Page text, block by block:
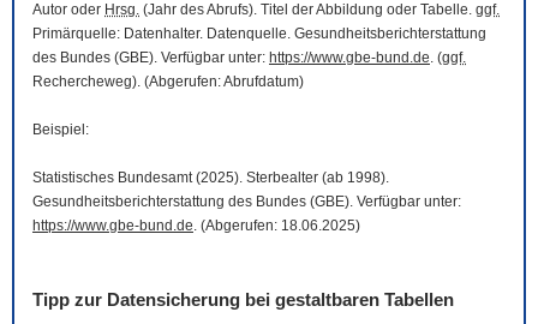
Autor oder Hrsg. (Jahr des Abrufs). Titel der Abbildung oder Tabelle. ggf.
Primärquelle: Datenhalter. Datenquelle. Gesundheitsberichterstattung
des Bundes (GBE). Verfügbar unter: https://www.gbe-bund.de. (ggf.
Rechercheweg). (Abgerufen: Abrufdatum)
Beispiel:
Statistisches Bundesamt (2025). Sterbealter (ab 1998).
Gesundheitsberichterstattung des Bundes (GBE). Verfügbar unter:
https://www.gbe-bund.de. (Abgerufen: 18.06.2025)
Tipp zur Datensicherung bei gestaltbaren Tabellen